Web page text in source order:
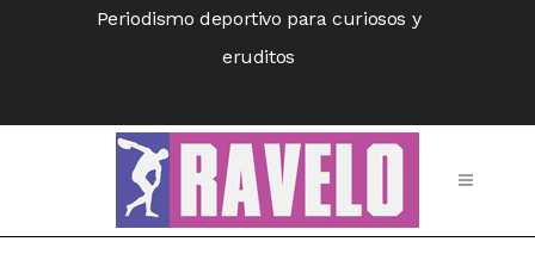
Periodismo deportivo para curiosos y
eruditos